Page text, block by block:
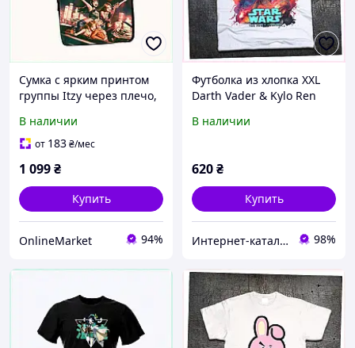
Сумка с ярким принтом
группы Itzy через плечо,
В наличии
от 183₴/мес
1 099₴
Купить
OnlineMarket 94%
Футболка из хлопка XXL
Darth Vader & Kylo Ren
В наличии
620₴
Купить
Интер​нет-ка​та​лог с​ки​​док "ZAKAZ!K" 98%